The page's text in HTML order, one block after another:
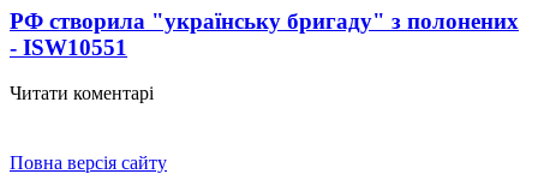
РФ створила "українську бригаду" з полонених
- ISW10551
Читати коментарі
Повна версія сайту